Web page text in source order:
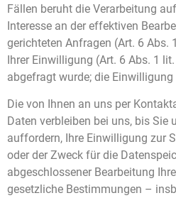
Fällen beruht die Verarbeitung
Interesse an der effektiven
gerichteten Anfragen (Art. 6 Abs.
Ihrer Einwilligung (Art. 6 Abs. 1
abgefragt wurde; die
Die von Ihnen an uns per
Daten verbleiben bei uns, bis Sie
auffordern, Ihre Einwilligung zur
oder der Zweck für die
abgeschlossener Bearbeitung
gesetzliche Bestimmungen –